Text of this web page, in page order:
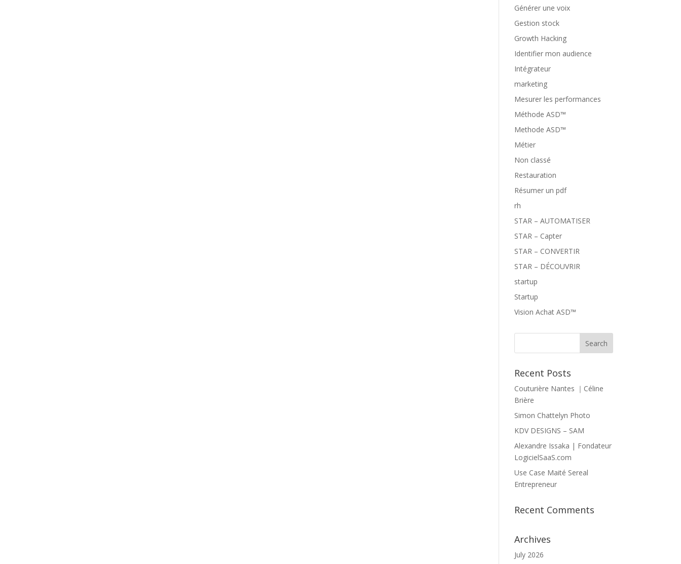
Générer une voix
Gestion stock
Growth Hacking
Identifier mon audience
Intégrateur
marketing
Mesurer les performances
Méthode ASD™
Methode ASD™
Métier
Non classé
Restauration
Résumer un pdf
rh
STAR – AUTOMATISER
STAR – Capter
STAR – CONVERTIR
STAR – DÉCOUVRIR
startup
Startup
Vision Achat ASD™
Recent Posts
Couturière Nantes ｜Céline
Brière
Simon Chattelyn Photo
KDV DESIGNS – SAM
Alexandre Issaka | Fondateur
LogicielSaaS.com
Use Case Maité Sereal
Entrepreneur
Recent Comments
Archives
July 2026